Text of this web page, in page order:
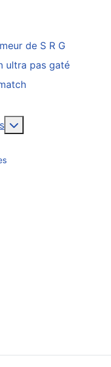
de S R G
ultra pas gaté